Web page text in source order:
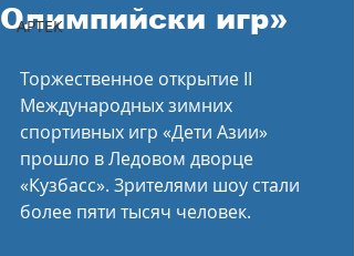
АРТЕК
Олимпийски игр»
Торжественное открытие II
Международных зимних
спортивных игр «Дети Азии»
прошло в Ледовом дворце
«Кузбасс». Зрителями шоу стали
более пяти тысяч человек.